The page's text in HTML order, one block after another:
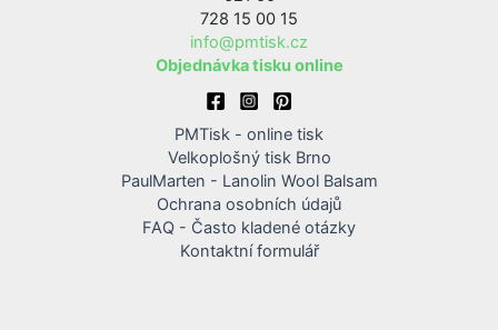
728 15 00 15
info@pmtisk.cz
Objednávka tisku online
PMTisk - online tisk
Velkoplošný tisk Brno
PaulMarten - Lanolin Wool Balsam
Ochrana osobních údajů
FAQ - Často kladené otázky
Kontaktní formulář